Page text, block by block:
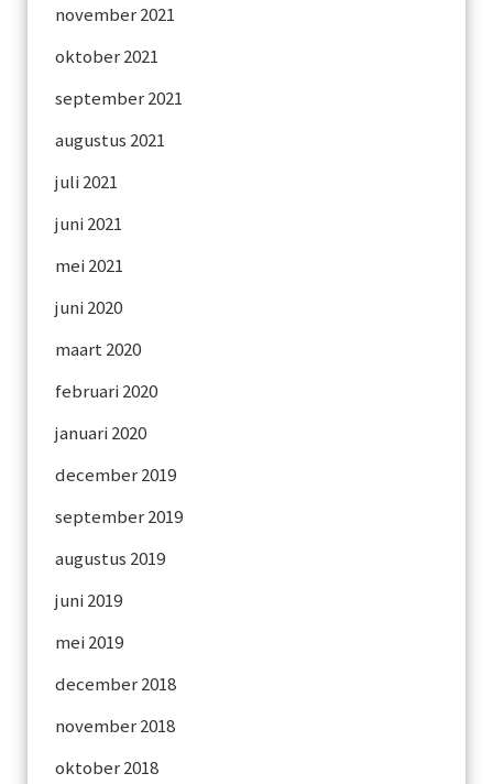
november 2021
oktober 2021
september 2021
augustus 2021
juli 2021
juni 2021
mei 2021
juni 2020
maart 2020
februari 2020
januari 2020
december 2019
september 2019
augustus 2019
juni 2019
mei 2019
december 2018
november 2018
oktober 2018